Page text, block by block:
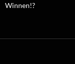
Winnen!?